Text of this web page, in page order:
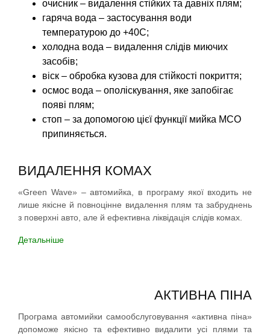
очисник – видалення стійких та давніх плям;
гаряча вода – застосування води
температурою до +40С;
холодна вода – видалення слідів миючих
засобів;
віск – обробка кузова для стійкості покриття;
осмос вода – ополіскування, яке запобігає
появі плям;
стоп – за допомогою цієї функції мийка МСО
припиняється.
ВИДАЛЕННЯ КОМАХ
«Green Wave» – автомийка, в програму якої входить не
лише якісне й повноцінне видалення плям та забруднень
з поверхні авто, але й ефективна ліквідація слідів комах.
Детальніше
АКТИВНА ПІНА
Програма автомийки самообслуговування «активна піна»
допоможе якісно та ефективно видалити усі плями та